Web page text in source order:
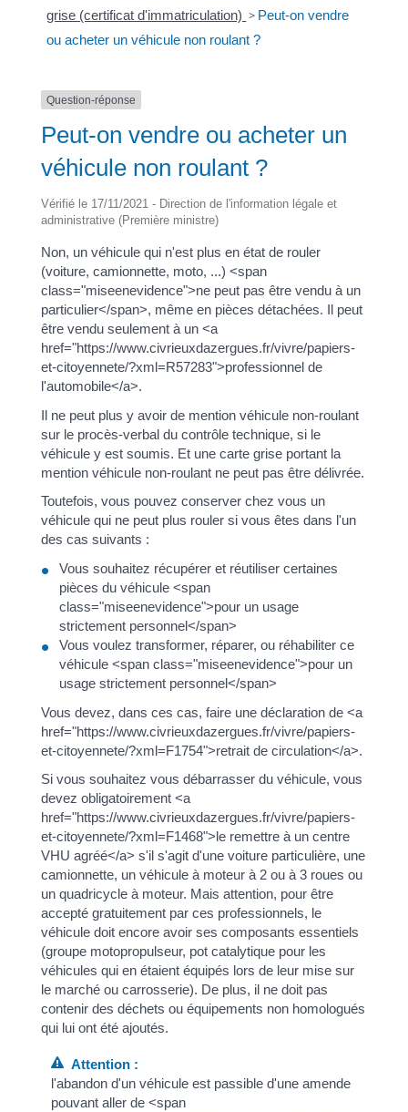
grise (certificat d'immatriculation) > Peut-on vendre
ou acheter un véhicule non roulant ?
Question-réponse
Peut-on vendre ou acheter un
véhicule non roulant ?
Vérifié le 17/11/2021 - Direction de l'information légale et
administrative (Première ministre)
Non, un véhicule qui n'est plus en état de rouler
(voiture, camionnette, moto, ...) <span
class="miseenevidence">ne peut pas être vendu à un
particulier</span>, même en pièces détachées. Il peut
être vendu seulement à un <a
href="https://www.civrieuxdazergues.fr/vivre/papiers-
et-citoyennete/?xml=R57283">professionnel de
l'automobile</a>.
Il ne peut plus y avoir de mention véhicule non-roulant
sur le procès-verbal du contrôle technique, si le
véhicule y est soumis. Et une carte grise portant la
mention véhicule non-roulant ne peut pas être délivrée.
Toutefois, vous pouvez conserver chez vous un
véhicule qui ne peut plus rouler si vous êtes dans l'un
des cas suivants :
Vous souhaitez récupérer et réutiliser certaines
pièces du véhicule <span
class="miseenevidence">pour un usage
strictement personnel</span>
Vous voulez transformer, réparer, ou réhabiliter ce
véhicule <span class="miseenevidence">pour un
usage strictement personnel</span>
Vous devez, dans ces cas, faire une déclaration de <a
href="https://www.civrieuxdazergues.fr/vivre/papiers-
et-citoyennete/?xml=F1754">retrait de circulation</a>.
Si vous souhaitez vous débarrasser du véhicule, vous
devez obligatoirement <a
href="https://www.civrieuxdazergues.fr/vivre/papiers-
et-citoyennete/?xml=F1468">le remettre à un centre
VHU agréé</a> s'il s'agit d'une voiture particulière, une
camionnette, un véhicule à moteur à 2 ou à 3 roues ou
un quadricycle à moteur. Mais attention, pour être
accepté gratuitement par ces professionnels, le
véhicule doit encore avoir ses composants essentiels
(groupe motopropulseur, pot catalytique pour les
véhicules qui en étaient équipés lors de leur mise sur
le marché ou carrosserie). De plus, il ne doit pas
contenir des déchets ou équipements non homologués
qui lui ont été ajoutés.
Attention :
l'abandon d'un véhicule est passible d'une amende
pouvant aller de <span